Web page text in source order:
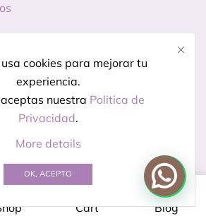
Cart Blog
cookies para mejorar tu
experiencia.
nuestra Politica de
Privacidad.
More details
OK, ACEPTO